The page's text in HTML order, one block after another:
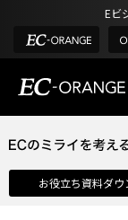
Eビ
選ばれる理由
お役立ち資料ダウ